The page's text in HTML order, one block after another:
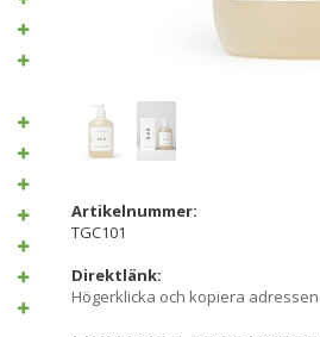
Artikelnummer:
TGC101
Direktlänk:
Högerklicka och kopiera adressen